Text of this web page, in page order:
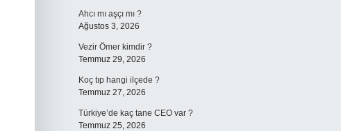
Ahcı mı aşçı mı ?
Ağustos 3, 2026
Vezir Ömer kimdir ?
Temmuz 29, 2026
Koç tıp hangi ilçede ?
Temmuz 27, 2026
Türkiye’de kaç tane CEO var ?
Temmuz 25, 2026